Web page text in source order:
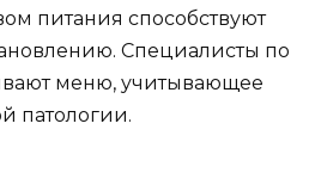
питания способствуют
Специалисты по
меню, учитывающее
патологии.